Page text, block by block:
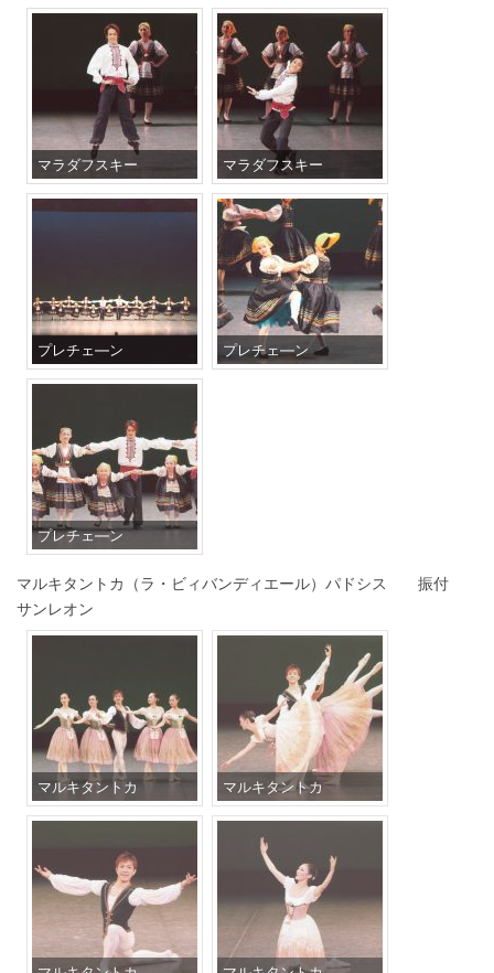
マラダフスキー マラダフスキー
プレチェ―ン プレチェ―ン
プレチェ―ン
マルキタントカ（ラ・ビィバンディエール）パドシス 振付
サンレオン
マルキタントカ マルキタントカ